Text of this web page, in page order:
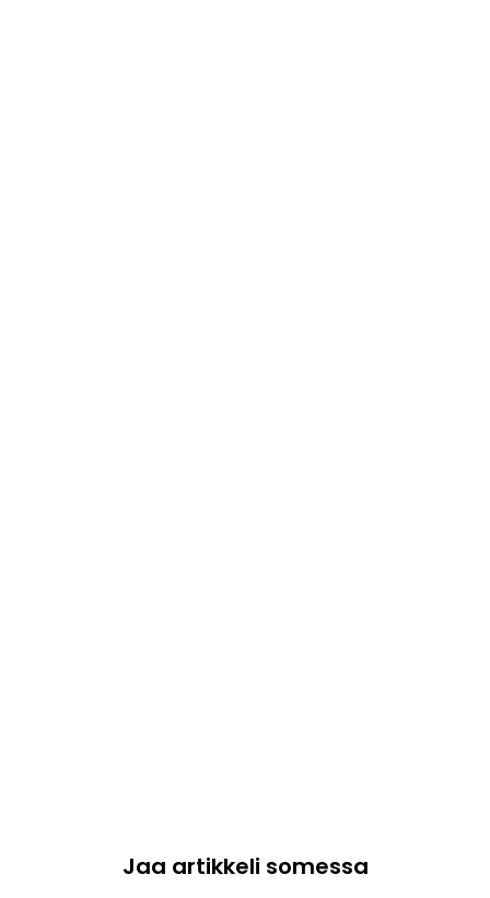
Jaa artikkeli somessa